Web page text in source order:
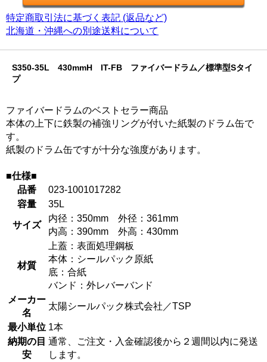
特定商取引法に基づく表記 (返品など)
北海道・沖縄への別途送料について
S350-35L 430mmH IT-FB ファイバードラム／標準型Sタイ
プ
ファイバードラムのベストセラー商品
本体の上下に鉄製の補強リングが付いた紙製のドラム缶で
す。
紙製のドラム缶ですが十分な強度があります。
■仕様■
品番
023-1001017282
容量
35L
サイズ
内径：350mm 外径：361mm
内高：390mm 外高：430mm
材質
上蓋：表面処理鋼板
本体：シールパック原紙
底：合紙
バンド：外レバーバンド
メーカー
名
太陽シールパック株式会社／TSP
最小単位 1本
納期の目
安
通常、ご注文・入金確認後から２週間以内に発送
します。